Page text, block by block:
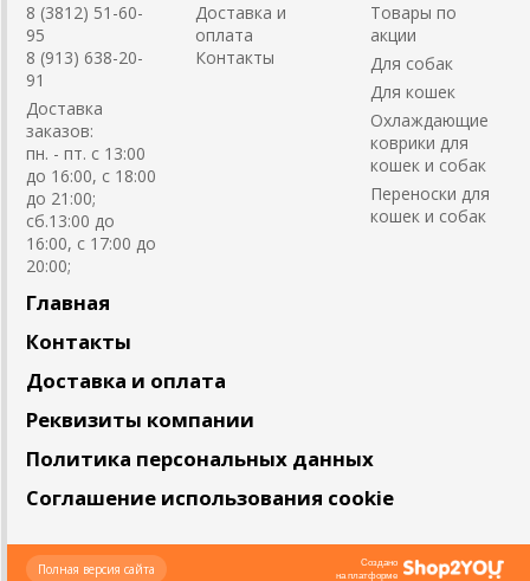
8 (3812) 51-60-
95
8 (913) 638-20-
91
Доставка
заказов:
пн. - пт. с 13:00
до 16:00, с 18:00
до 21:00;
сб.13:00 до
16:00, с 17:00 до
20:00;
Доставка и
оплата
Контакты
Товары по
акции
Для собак
Для кошек
Охлаждающие
коврики для
кошек и собак
Переноски для
кошек и собак
Главная
Контакты
Доставка и оплата
Реквизиты компании
Политика персональных данных
Соглашение использования cookie
Создано
на платформе
Полная версия сайта